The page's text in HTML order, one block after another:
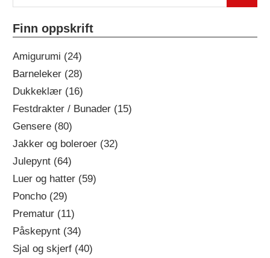
Finn oppskrift
Amigurumi (24)
Barneleker (28)
Dukkeklær (16)
Festdrakter / Bunader (15)
Gensere (80)
Jakker og boleroer (32)
Julepynt (64)
Luer og hatter (59)
Poncho (29)
Prematur (11)
Påskepynt (34)
Sjal og skjerf (40)